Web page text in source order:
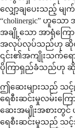
လျှော့ချပေးသည့် မျ
“cholinergic” ဟူ
အချို့သော အာရုံကြော
အလုပ်လုပ်သည်ဟု ဆိုလို
၎င်း၏အကျိုးသက်ရော
ပိုကြာရှည်ခံသည်ဟု
ဤဆေးများသည် သင့်
ရေစီးဆင်းမှုလမ်းကြေ
ဆေးအမျိုးအစားတွ
ရေစီးဆင်းမှုသည် သင့်အ